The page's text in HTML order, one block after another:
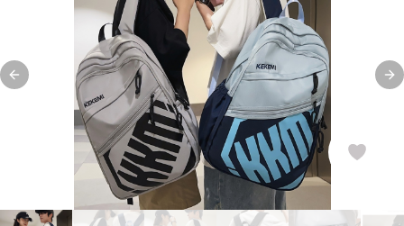
Previous slide